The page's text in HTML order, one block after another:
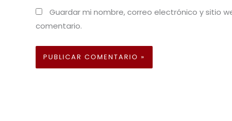
Guardar mi nombre, correo electrónico y sitio
comentario.